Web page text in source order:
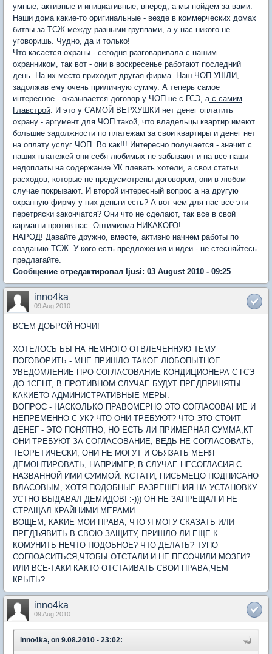
умные, активные и инициативные, вперед, а мы пойдем за вами.
Наши дома какие-то оригинальные - везде в коммерческих домах
битвы за ТСЖ между разными группами, а у нас никого не
уговоришь. Чудно, да и только!
Что касается охраны - сегодня разговаривала с нашим
охранником, так вот - они в воскресенье работают последний
день. На их место приходит другая фирма. Наш ЧОП УШЛИ,
задолжав ему очень приличную сумму. А теперь самое
интересное - оказывается договор у ЧОП не с ГСЭ, ас самим
Главстрой. И это у САМОЙ ВЕРХУШКИ нет денег оплатить
охрану - аргумент для ЧОП такой, что владельцы квартир имеют
большие задолжности по платежам за свои квартиры и денег нет
на оплату услуг ЧОП. Во как!!! Интересно получается - значит с
наших платежей они себя любимых не забывают и на все наши
недоплаты на содержание УК плевать хотели, а свои статьи
расходов, которые не предусмотрены договором, они в любом
случае покрывают. И второй интересный вопрос а на другую
охранную фирму у них деньги есть? А вот чем для нас все эти
перетряски закончатся? Они что не сделают, так все в свой
карман и против нас. Оптимизма НИКАКОГО!
НАРОД! Давайте дружно, вместе, активно начнем работы по
созданию ТСЖ. У кого есть предложения и идеи - не стесняйтесь
предлагайте.
Сообщение отредактировал ljusi: 03 August 2010 - 09:25
inno4ka
09 Aug 2010
ВСЕМ ДОБРОЙ НОЧИ!
ХОТЕЛОСЬ БЫ НА НЕМНОГО ОТВЛЕЧЕННУЮ ТЕМУ
ПОГОВОРИТЬ - МНЕ ПРИШЛО ТАКОЕ ЛЮБОПЫТНОЕ
УВЕДОМЛЕНИЕ ПРО СОГЛАСОВАНИЕ КОНДИЦИОНЕРА С ГСЭ
ДО 1СЕНТ, В ПРОТИВНОМ СЛУЧАЕ БУДУТ ПРЕДПРИНЯТЫ
КАКИЕТО АДМИНИСТРАТИВНЫЕ МЕРЫ.
ВОПРОС - НАСКОЛЬКО ПРАВОМЕРНО ЭТО СОГЛАСОВАНИЕ И
НЕПРЕМЕННО С УК? ЧТО ОНИ ТРЕБУЮТ? ЧТО ЭТО СТОИТ
ДЕНЕГ - ЭТО ПОНЯТНО, НО ЕСТЬ ЛИ ПРИМЕРНАЯ СУММА,КТ
ОНИ ТРЕБУЮТ ЗА СОГЛАСОВАНИЕ, ВЕДЬ НЕ СОГЛАСОВАТЬ,
ТЕОРЕТИЧЕСКИ, ОНИ НЕ МОГУТ И ОБЯЗАТЬ МЕНЯ
ДЕМОНТИРОВАТЬ, НАПРИМЕР, В СЛУЧАЕ НЕСОГЛАСИЯ С
НАЗВАННОЙ ИМИ СУММОЙ. КСТАТИ, ПИСЬМЕЦО ПОДПИСАНО
ВЛАСОВЫМ, ХОТЯ ПОДОБНЫЕ РАЗРЕШЕНИЯ НА УСТАНОВКУ
УСТНО ВЫДАВАЛ ДЕМИДОВ! :-))) ОН НЕ ЗАПРЕЩАЛ И НЕ
СТРАЩАЛ КРАЙНИМИ МЕРАМИ.
ВОЩЕМ, КАКИЕ МОИ ПРАВА, ЧТО Я МОГУ СКАЗАТЬ ИЛИ
ПРЕДЪЯВИТЬ В СВОЮ ЗАЩИТУ, ПРИШЛО ЛИ ЕЩЕ К
КОМУНИТЬ НЕЧТО ПОДОБНОЕ? ЧТО ДЕЛАТЬ? ТУПО
СОГЛОАСИТЬСЯ,ЧТОБЫ ОТСТАЛИ И НЕ ПЕСОЧИЛИ МОЗГИ?
ИЛИ ВСЕ-ТАКИ КАКТО ОТСТАИВАТЬ СВОИ ПРАВА,ЧЕМ
КРЫТЬ?
inno4ka
09 Aug 2010
inno4ka, on 9.08.2010 - 23:02: